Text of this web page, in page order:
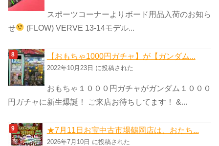
スポーツコーナーよりボード用品入荷のお知ら
せ
(FLOW) VERVE 13-14モデル...
【おもちゃ1000円ガチャ】が【ガンダム...
2022年10月23日 に投稿された
おもちゃ１０００円ガチャがガンダム１０００
円ガチャに新生爆誕！ ご来店お待ちしてます！ &...
★7月11日お宝中古市場鶴岡店は、おたち...
2026年7月10日 に投稿された